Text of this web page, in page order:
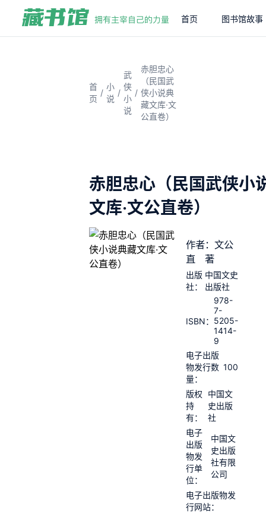
首页 图书馆故事
首
页
/
小
说
/
武
侠
小
说
/
赤胆忠心
（民国武
侠小说典
藏文库·文
公直卷）
赤胆忠心（民国武侠小
文库·文公直卷）
作者：文公
直 著
出版
社：
中国文史
出版社
ISBN：
978-
7-
5205-
1414-
9
电子出版
物发行数
量：
100
版权
持
有：
中国文
史出版
社
电子
出版
物发
行单
位：
中国文
史出版
社有限
公司
电子出版物发
行网站：